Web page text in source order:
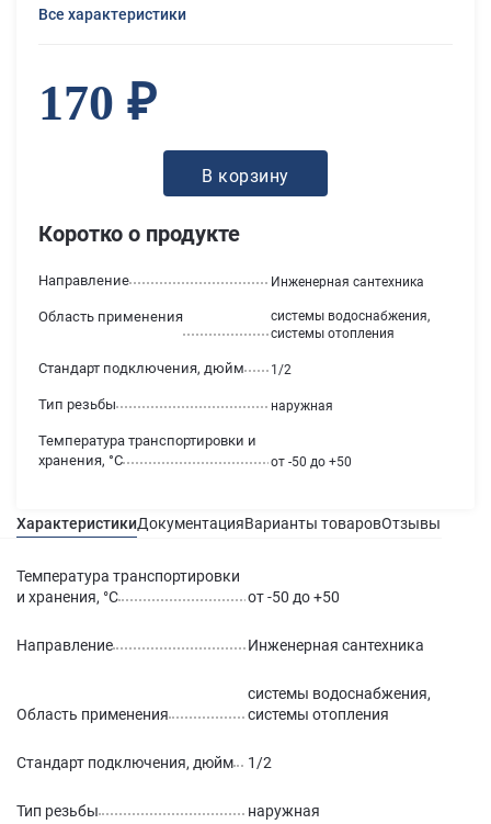
Коротко о продукте
Температура транспортировки и
хранения, °С
от -50 до +50
Направление Инженерная сантехника
Область применения
системы водоснабжения,
системы отопления
Стандарт подключения, дюйм 1/2
Тип резьбы наружная
Все характеристики
170 ₽
В корзину
ХарактеристикиДокументацияВарианты товаровОтзывы
Температура транспортировки
и хранения, °С
от -50 до +50
Направление Инженерная сантехника
Область применения
системы водоснабжения,
системы отопления
Стандарт подключения, дюйм 1/2
Тип резьбы наружная